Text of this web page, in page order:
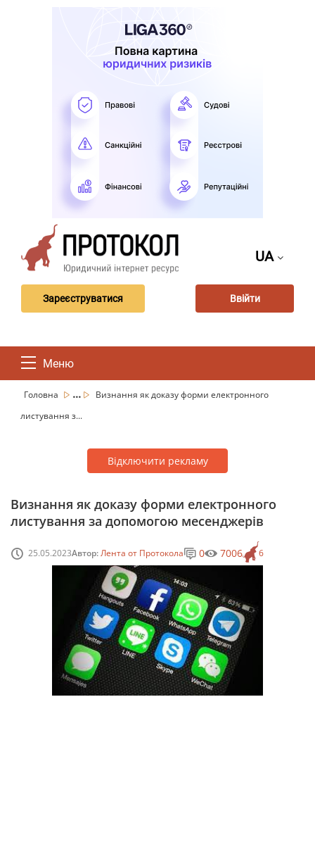
UA
Зареєструватися Ввійти
Меню
Головна ...
Визнання як доказу форми електронного
листування з...
Відключити рекламу
Визнання як доказу форми електронного
листування за допомогою месенджерів
25.05.2023Автор:Лента от Протокола 6
0 7006